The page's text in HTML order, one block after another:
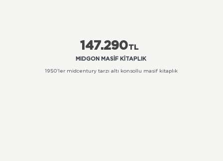
147.290TL
MIDGON MASIF KITAPLIK
1950'ler midcentury tarzı altı konsollu masif kitaplık